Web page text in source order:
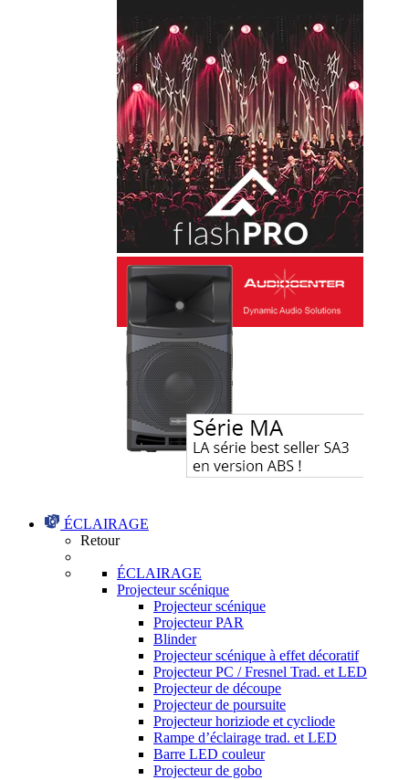
ÉCLAIRAGE
Retour
ÉCLAIRAGE
Projecteur scénique
Projecteur scénique
Projecteur PAR
Blinder
Projecteur scénique à effet décoratif
Projecteur PC / Fresnel Trad. et LED
Projecteur de découpe
Projecteur de poursuite
Projecteur horiziode et cycliode
Rampe d’éclairage trad. et LED
Barre LED couleur
Projecteur de gobo